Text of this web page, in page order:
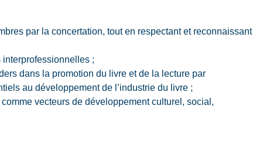
par la concertation, tout en respectant et reconnaissant
interprofessionnelles ;
dans la promotion du livre et de la lecture par
au développement de l’industrie du livre ;
vecteurs de développement culturel, social,